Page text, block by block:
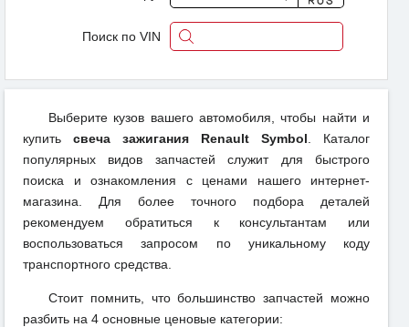
Поиск по VIN
Выберите кузов вашего автомобиля, чтобы найти и
купить свеча зажигания Renault Symbol . Каталог
популярных видов запчастей служит для быстрого
поиска и ознакомления с ценами нашего интернет-
магазина. Для более точного подбора деталей
рекомендуем обратиться к консультантам или
воспользоваться запросом по уникальному коду
транспортного средства.
Стоит помнить, что большинство запчастей можно
разбить на 4 основные ценовые категории: